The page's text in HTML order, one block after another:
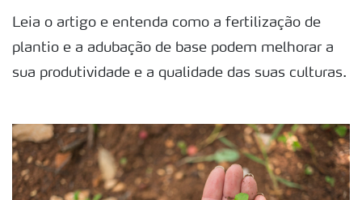
Leia o artigo e entenda como a fertilização de
plantio e a adubação de base podem melhorar a
sua produtividade e a qualidade das suas culturas.